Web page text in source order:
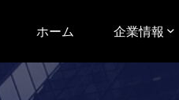
ホーム 企業情報